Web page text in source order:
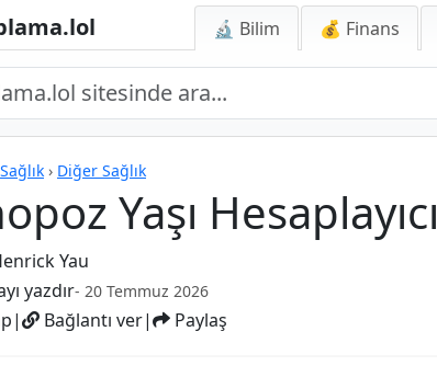
🔬 Bilim 💰 Finans
Sağlık › Diğer Sağlık
Yaşı Hesaplayıcı
Yau
yazdır- 20 Temmuz 2026
| Bağlantı ver| Paylaş
Makineleri